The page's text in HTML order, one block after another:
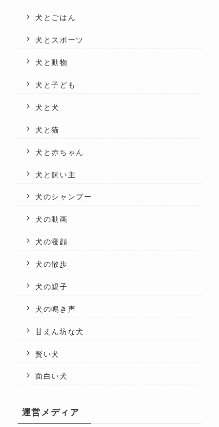
犬とごはん
犬とスポーツ
犬と動物
犬と子ども
犬と犬
犬と猫
犬と赤ちゃん
犬と飼い主
犬のシャンプー
犬の動画
犬の寝顔
犬の散歩
犬の親子
犬の鳴き声
甘えん坊な犬
賢い犬
面白い犬
運営メディア